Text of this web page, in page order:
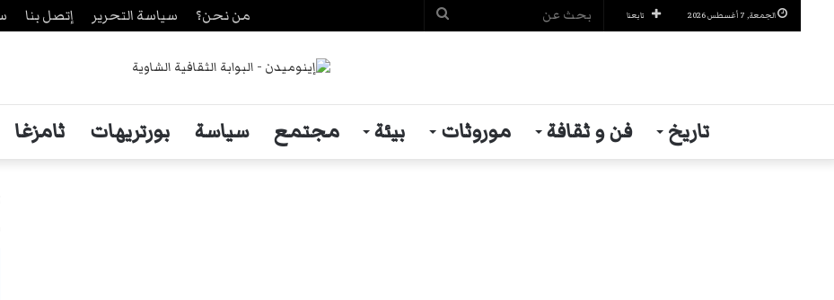
الجمعة, 7 أغسطس 2026
بحث
تابعنا من نحن؟ سياسة التحرير إتصل بنا
تاريخ فن و ثقافة موروثات بيئة مجتمع سياسة بورتريهات ثامزغا